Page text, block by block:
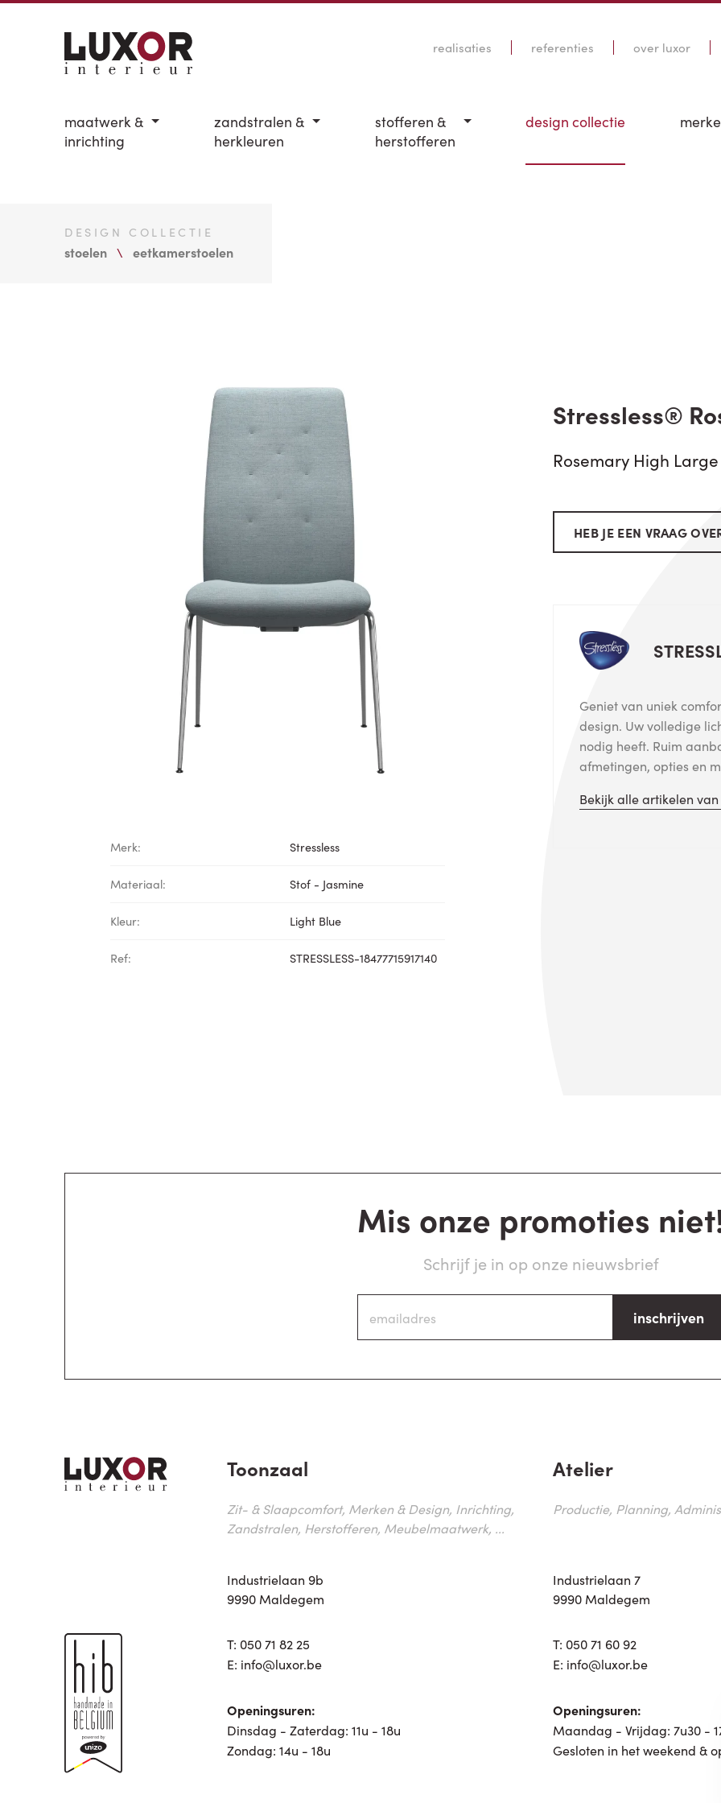
realisaties referenties over luxor
maatwerk &
inrichting
zandstralen &
herkleuren
stofferen &
herstofferen
design collectie
DESIGN COLLECTIE
stoelen eetkamerstoelen
Merk: Stressless
Materiaal: Stof - Jasmine
Kleur: Light Blue
Ref: STRESSLESS-18477715917140
Stressless®
Rosemary High
HEB JE EEN VRAAG
Geniet van uniek
design. Uw volledige
nodig heeft. Ruim
afmetingen, opties en
Bekijk alle artikelen van
Mis onze promoties
Schrijf je in op onze nieuwsbrief
inschrijven
Toonzaal
Zit- & Slaapcomfort, Merken & Design, Inrichting,
Zandstralen, Herstofferen, Meubelmaatwerk, ...
Industrielaan 9b
9990 Maldegem
T: 050 71 82 25
E: info@luxor.be
Openingsuren:
Dinsdag - Zaterdag: 11u - 18u
Zondag: 14u - 18u
Atelier
Productie, Planning,
Industrielaan 7
9990 Maldegem
T: 050 71 60 92
E: info@luxor.be
Openingsuren:
Maandag - Vrijdag: 7u30 -
Gesloten in het weekend &